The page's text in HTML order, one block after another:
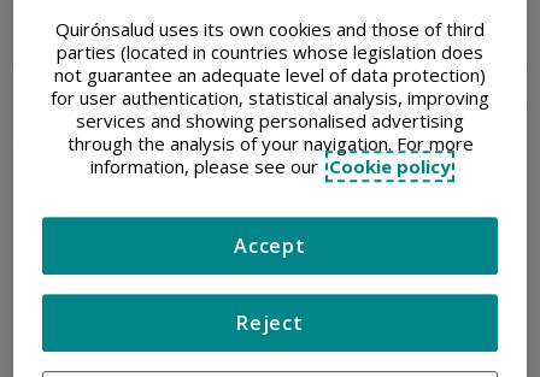
El objetivo es abordar el reto de la seguridad
del paciente, intentando aunar los diferentes
puntos de vista y experiencias de todos los
asistentes.
Quirónsalud uses its own cookies and those of third
parties (located in countries whose legislation does
not guarantee an adequate level of data protection)
for user authentication, statistical analysis, improving
services and showing personalised advertising
through the analysis of your navigation. For more
information, please see our Cookie policy
Reject
Accept